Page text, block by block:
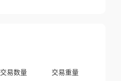
交易数量 交易重量